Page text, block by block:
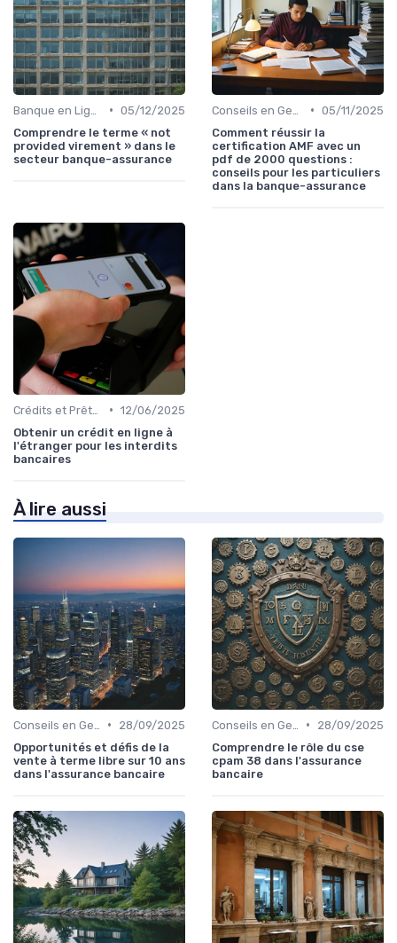
• 05/12/2025
Comprendre le terme « not
provided virement » dans le
secteur banque-assurance
• 05/11/2025
Comment réussir la
certification AMF avec un
pdf de 2000 questions :
conseils pour les particuliers
dans la banque-assurance
• 12/06/2025
Obtenir un crédit en ligne à
l'étranger pour les interdits
bancaires
À lire aussi
•
28/09/2025
Opportunités et défis de la
vente à terme libre sur 10 ans
dans l'assurance bancaire
•
28/09/2025
Comprendre le rôle du cse
cpam 38 dans l'assurance
bancaire